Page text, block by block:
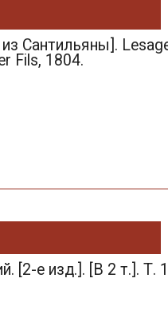
Сантильяны].
Fils, 1804.
[2-е изд.]. [В 2 т.].